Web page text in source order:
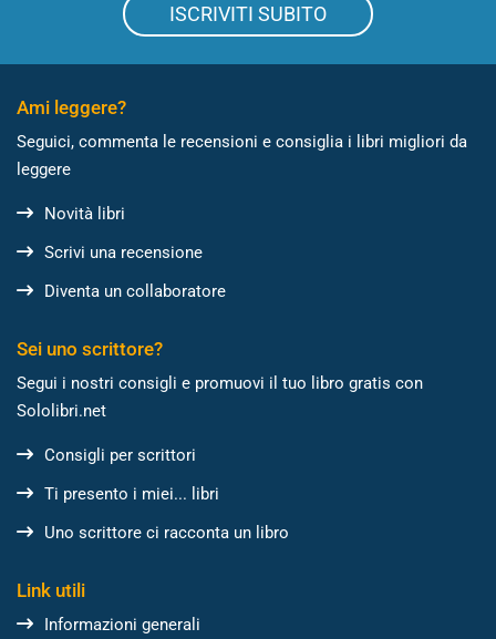
ISCRIVITI SUBITO
Ami leggere?
Seguici, commenta le recensioni e consiglia i libri migliori da
leggere
Novità libri
Scrivi una recensione
Diventa un collaboratore
Sei uno scrittore?
Segui i nostri consigli e promuovi il tuo libro gratis con
Sololibri.net
Consigli per scrittori
Ti presento i miei... libri
Uno scrittore ci racconta un libro
Link utili
Informazioni generali